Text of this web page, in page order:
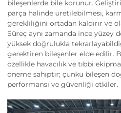
bileşenlerde bile korunur.
parça halinde üretilebilmesi,
gerekliliğini ortadan kaldırır ve
Süreç aynı zamanda ince yüzey
yüksek doğrulukla
gerektiren bileşenler elde edilir.
özellikle havacılık ve tıbbi
öneme sahiptir; çünkü bileşen
performansı ve güvenliği etkiler.